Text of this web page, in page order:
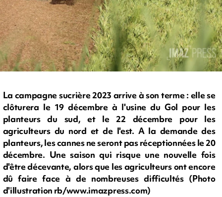
La campagne sucrière 2023 arrive à son terme : elle se
clôturera le 19 décembre à l'usine du Gol pour les
planteurs du sud, et le 22 décembre pour les
agriculteurs du nord et de l'est. A la demande des
planteurs, les cannes ne seront pas réceptionnées le 20
décembre. Une saison qui risque une nouvelle fois
d'être décevante, alors que les agriculteurs ont encore
dû faire face à de nombreuses difficultés (Photo
d'illustration rb/www.imazpress.com)